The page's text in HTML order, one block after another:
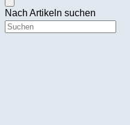
Nach Artikeln suchen